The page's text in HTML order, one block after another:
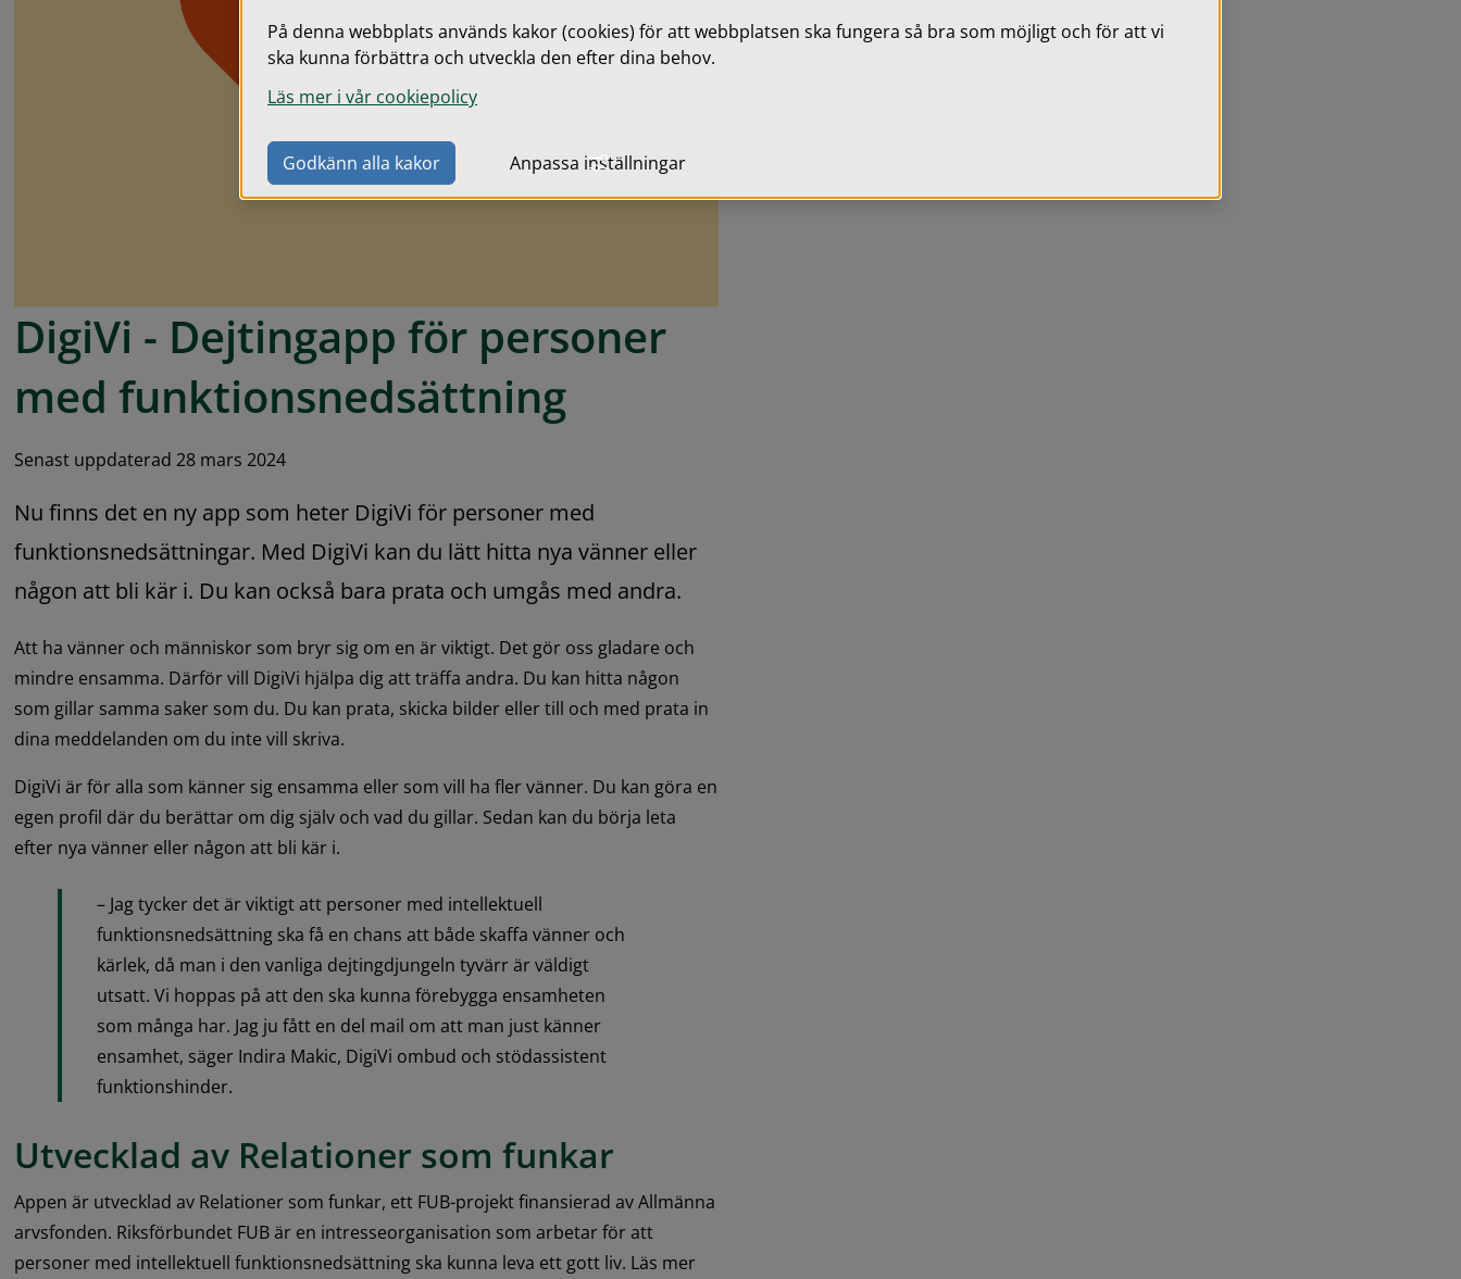
DigiVi - Dejtingapp för personer
med funktionsnedsättning
Senast uppdaterad 28 mars 2024
Nu finns det en ny app som heter DigiVi för personer med
funktionsnedsättningar. Med DigiVi kan du lätt hitta nya vänner eller
någon att bli kär i. Du kan också bara prata och umgås med andra.
Att ha vänner och människor som bryr sig om en är viktigt. Det gör oss gladare och
mindre ensamma. Därför vill DigiVi hjälpa dig att träffa andra. Du kan hitta någon
som gillar samma saker som du. Du kan prata, skicka bilder eller till och med prata in
dina meddelanden om du inte vill skriva.
DigiVi är för alla som känner sig ensamma eller som vill ha fler vänner. Du kan göra en
egen profil där du berättar om dig själv och vad du gillar. Sedan kan du börja leta
efter nya vänner eller någon att bli kär i.
– Jag tycker det är viktigt att personer med intellektuell
funktionsnedsättning ska få en chans att både skaffa vänner och
kärlek, då man i den vanliga dejtingdjungeln tyvärr är väldigt
utsatt. Vi hoppas på att den ska kunna förebygga ensamheten
som många har. Jag ju fått en del mail om att man just känner
ensamhet, säger Indira Makic, DigiVi ombud och stödassistent
funktionshinder.
Utvecklad av Relationer som funkar
Appen är utvecklad av Relationer som funkar, ett FUB-projekt finansierad av Allmänna
arvsfonden. Riksförbundet FUB är en intresseorganisation som arbetar för att
personer med intellektuell funktionsnedsättning ska kunna leva ett gott liv. Läs mer
På denna webbplats används kakor (cookies) för att webbplatsen ska fungera så bra som möjligt och för att vi
ska kunna förbättra och utveckla den efter dina behov.
Läs mer i vår cookiepolicy
Godkänn alla kakor Anpassa inställningar